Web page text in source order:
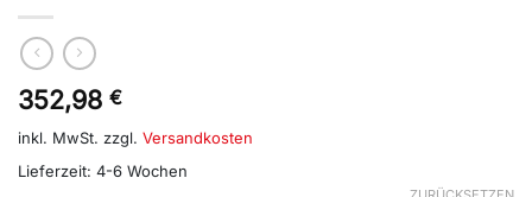
352,98 €
inkl. MwSt. zzgl. Versandkosten
Lieferzeit: 4-6 Wochen